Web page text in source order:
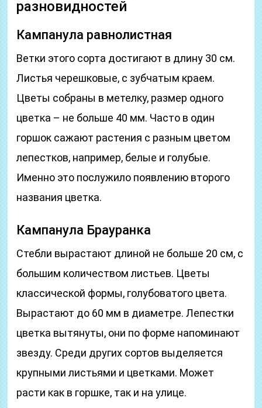
разновидностей
Кампанула равнолистная
Ветки этого сорта достигают в длину 30 см.
Листья черешковые, с зубчатым краем.
Цветы собраны в метелку, размер одного
цветка – не больше 40 мм. Часто в один
горшок сажают растения с разным цветом
лепестков, например, белые и голубые.
Именно это послужило появлению второго
названия цветка.
Кампанула Брауранка
Стебли вырастают длиной не больше 20 см, с
большим количеством листьев. Цветы
классической формы, голубоватого цвета.
Вырастают до 60 мм в диаметре. Лепестки
цветка вытянуты, они по форме напоминают
звезду. Среди других сортов выделяется
крупными листьями и цветками. Может
расти как в горшке, так и на улице.